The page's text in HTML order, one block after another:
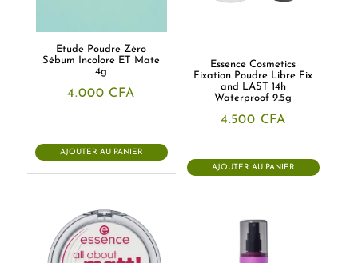
Etude Poudre Zéro
Sébum Incolore ET Mate
4g
4.000 CFA
AJOUTER AU PANIER
Essence Cosmetics
Fixation Poudre Libre Fix
and LAST 14h
Waterproof 9.5g
4.500 CFA
AJOUTER AU PANIER